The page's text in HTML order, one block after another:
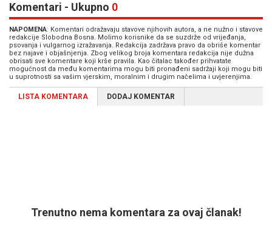
Komentari - Ukupno 0
NAPOMENA: Komentari odražavaju stavove njihovih autora, a ne nužno i stavove
redakcije Slobodna Bosna. Molimo korisnike da se suzdrže od vrijeđanja,
psovanja i vulgarnog izražavanja. Redakcija zadržava pravo da obriše komentar
bez najave i objašnjenja. Zbog velikog broja komentara redakcija nije dužna
obrisati sve komentare koji krše pravila. Kao čitalac također prihvatate
mogućnost da među komentarima mogu biti pronađeni sadržaji koji mogu biti
u suprotnosti sa vašim vjerskim, moralnim i drugim načelima i uvjerenjima.
LISTA KOMENTARA DODAJ KOMENTAR
Trenutno nema komentara za ovaj članak!